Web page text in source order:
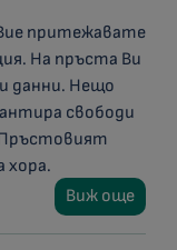
притежавате
На пръста Ви
данни. Нещо
свободи
Пръстовият
хора.
Виж още